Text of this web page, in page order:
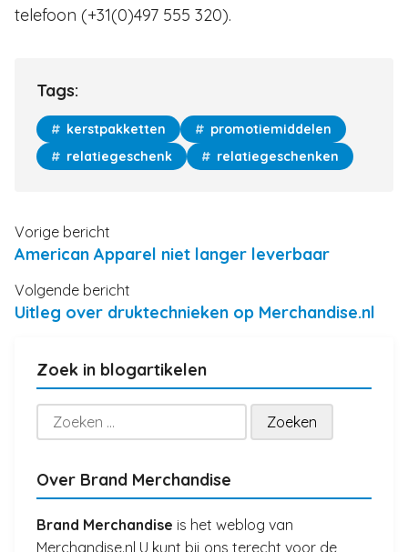
telefoon (+31(0)497 555 320).
Tags:
kerstpakketten
promotiemiddelen
relatiegeschenk
relatiegeschenken
Vorige bericht
American Apparel niet langer leverbaar
Volgende bericht
Uitleg over druktechnieken op Merchandise.nl
Zoek in blogartikelen
Zoeken
naar:
Over Brand Merchandise
Brand Merchandise is het weblog van
Merchandise.nl U kunt bij ons terecht voor de